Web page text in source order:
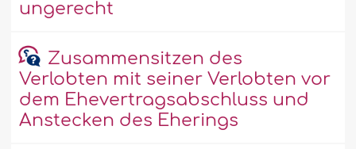
ungerecht
Zusammensitzen des
Verlobten mit seiner Verlobten vor
dem Ehevertragsabschluss und
Anstecken des Eherings